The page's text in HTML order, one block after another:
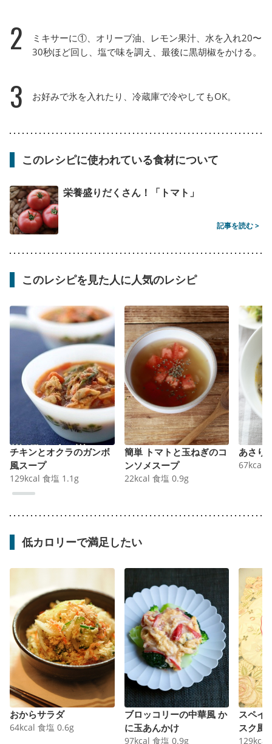
2
ミキサーに①、オリーブ油、レモン果汁、水を入れ20〜
30秒ほど回し、塩で味を調え、最後に黒胡椒をかける。
3 お好みで氷を入れたり、冷蔵庫で冷やしてもOK。
このレシピに使われている食材について
栄養盛りだくさん！「トマト」
記事を読む >
このレシピを見た人に人気のレシピ
チキンとオクラのガンボ
風スープ
129kcal 食塩 1.1 g
簡単 トマトと玉ねぎのコ
ンソメスープ
22kcal 食塩 0.9g
あさり
67kcal
低カロリーで満足したい
おからサラダ
64kcal 食塩 0.6g
ブロッコリーの中華風 か
に玉あんかけ
97kcal 食塩 0.9g
スペイ
スク風
129kcal